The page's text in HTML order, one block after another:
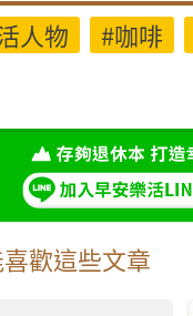
人物 #咖啡
歡這些文章